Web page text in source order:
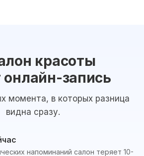
красоты
запись
момента, в которых разница
видна сразу.
напоминаний салон теряет 10-